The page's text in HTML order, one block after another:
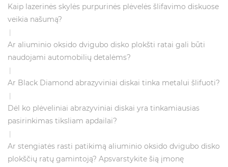
Kaip lazerinės skylės purpurinės plėvelės šlifavimo diskuose
veikia našumą?
Ar aliuminio oksido dvigubo disko plokšti ratai gali būti
naudojami automobilių detalėms?
Ar Black Diamond abrazyviniai diskai tinka metalui šlifuoti?
Dėl ko plėveliniai abrazyviniai diskai yra tinkamiausias
pasirinkimas tiksliam apdailai?
Ar stengiatės rasti patikimą aliuminio oksido dvigubo disko
plokščių ratų gamintoją? Apsvarstykite šią įmonę